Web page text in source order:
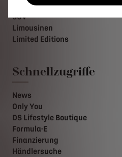
Plug-In-Hybridfahrzeuge
SUV
Limousinen
Limited Editions
Schnellzugriffe
News
Only You
DS Lifestyle Boutique
Formula-E
Finanzierung
Händlersuche